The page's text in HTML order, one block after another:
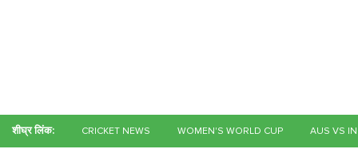
शीघ्र लिंक: CRICKET NEWS WOMEN'S WORLD CUP AUS VS